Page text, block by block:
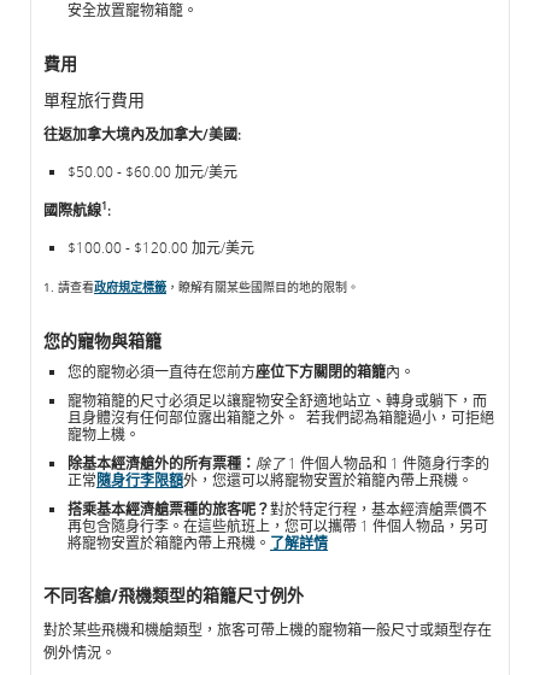
安全放置寵物箱籠。
費用
單程旅行費用
往返加拿大境內及加拿大/美國:
$50.00 - $60.00 加元/美元
國際航線1:
$100.00 - $120.00 加元/美元
1. 請查看政府規定標籤 ，瞭解有關某些國際目的地的限制。
您的寵物與箱籠
您的寵物必須一直待在您前方座位下方關閉的箱籠內。
寵物箱籠的尺寸必須足以讓寵物安全舒適地站立、轉身或躺下，而
且身體沒有任何部位露出箱籠之外。 若我們認為箱籠過小，可拒絕
寵物上機。
除基本經濟艙外的所有票種： 除了1 件個人物品和 1 件隨身行李的
正常隨身行李限額外，您還可以將寵物安置於箱籠內帶上飛機。
搭乘基本經濟艙票種的旅客呢？對於特定行程，基本經濟艙票價不
再包含隨身行李。在這些航班上，您可以攜帶 1 件個人物品，另可
將寵物安置於箱籠內帶上飛機。 了解詳情
不同客艙/飛機類型的箱籠尺寸例外
對於某些飛機和機艙類型，旅客可帶上機的寵物箱一般尺寸或類型存在
例外情況。